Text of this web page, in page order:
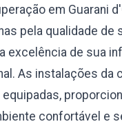
em Guarani
pela qualidade de
excelência de sua
As instalações da
confortável e